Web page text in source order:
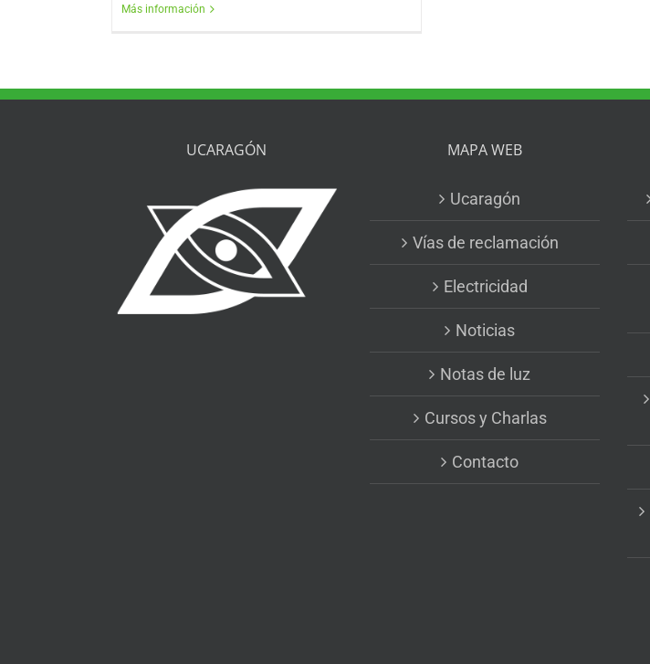
Más información
UCARAGÓN MAPA WEB
Ucaragón
Vías de reclamación
Electricidad
Noticias
Notas de luz
Cursos y Charlas
Contacto